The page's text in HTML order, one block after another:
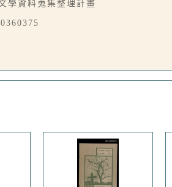
學資料蒐集整理計畫